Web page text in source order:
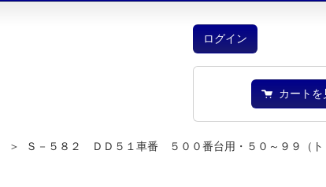
ログイン
カートを
＞ Ｓ－５８２ ＤＤ５１車番 ５００番台用・５０～９９（ト